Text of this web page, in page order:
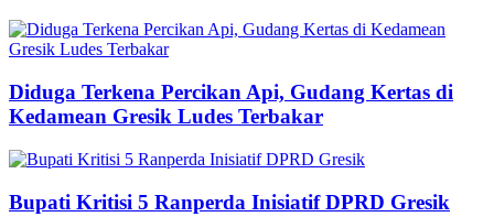
Diduga Terkena Percikan Api, Gudang Kertas di
Kedamean Gresik Ludes Terbakar
Bupati Kritisi 5 Ranperda Inisiatif DPRD Gresik